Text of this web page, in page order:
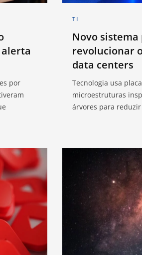
por
TI
Novo
revolucionar
data centers
Tecnologia usa
microestruturas
árvores para